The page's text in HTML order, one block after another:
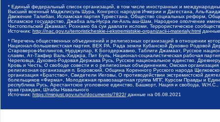
* Единый федеральный список организаций, в том числе иностранных и
Высший военный Маджлисуль Шура, Конгресс народов Ичкерии и Дагестана, Аль-
Движение Талибан, Исламская партия Туркестана, Общество социальных реформ,
Исламское государство, Джабха аль-Нусра ли-Ахль аш-Шам, Народное ополчение
Чистопольский Джамаат, Рохнамо ба суи давлати исломи, Террористическое
Источник: http://nac.gov.ru/terroristicheskie-i-ekstremistskie-organizacii-i-materialy.html
* Перечень общественных объединений и религиозных организаций в отношении
Национал-большевистская партия, ВЕК РА, Рада земли Кубанской Духовно Родовой
Староверов-Инглингов, Нурджулар, К Богодержавию, Таблиги Джамаат, Русское
славян, Ат-Такфир Валь-Хиджра, Пит Буль, Национал-социалистическая рабочая
Череповца, Духовно-Родовая Держава Русь, Русское национальное единство,
Кровь и Честь, О свободе совести и о религиозных объединениях, Омская
религиозная организация п. Боровский, Община Коренного Русского народа
организация «Братство», Свидетели Иеговы, О противодействии экстремистской
болельщиков «Фирма», Молодежная правозащитная группа МПГ, Курсом Правды и
республика Русь, Арестантское уголовное единство, Башкорт, Нация и свобода,
прав граждан, Штабы Навального
Источник: https://minjust.gov.ru/ru/documents/7822/ данные на 06.08.2021